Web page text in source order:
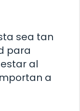
sea tan
para
al
a